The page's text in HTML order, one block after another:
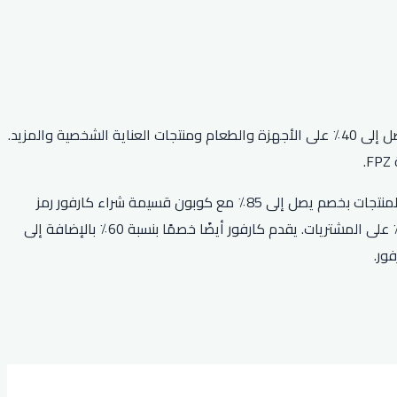
تقدم كارفور مصر للعملاء مجموعة من الخصومات والعروض، مثل كوبون FPZ الذي يقدم خصمًا بنسبة 100٪ على جميع المنتجات، وخصم يصل إلى 40٪ على الأجهزة والطعام ومنتجات العناية الشخصية والمزيد.
يمكن للعملاء أيضًا الحصول على خصم 15٪ جنيه مصري على معاملات التسوق التي تزيد عن 300 جنيه باستخدام كود كارفور، والحصول على المنتجات بخصم يصل إلى 85٪ مع كوبون قسيمة شراء كارفور رمز
ترويجي كارفور كود خصم كارفور 25 ريال. بالإضافة إلى ذلك، يمكن للعملاء الاستفادة من كود خصم كارفور First Order الذي يمنح خصم 10٪ على المشتريات. يقدم كارفور أيضًا خصمًا بنسبة 60٪ بالإضافة إلى